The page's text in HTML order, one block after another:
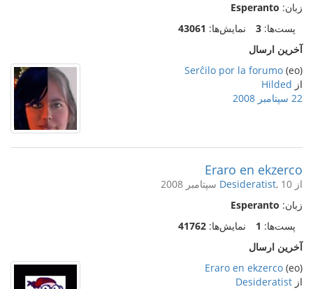
زبان: Esperanto
پست‌ها: 3 نمایش‌ها: 43061
آخرین ارسال
(eo)
Serĉilo por la forumo
از Hilded
22 سپتامبر 2008
Eraro en ekzerco
از Desideratist, 10 سپتامبر 2008
زبان: Esperanto
پست‌ها: 1 نمایش‌ها: 41762
آخرین ارسال
(eo)
Eraro en ekzerco
از Desideratist